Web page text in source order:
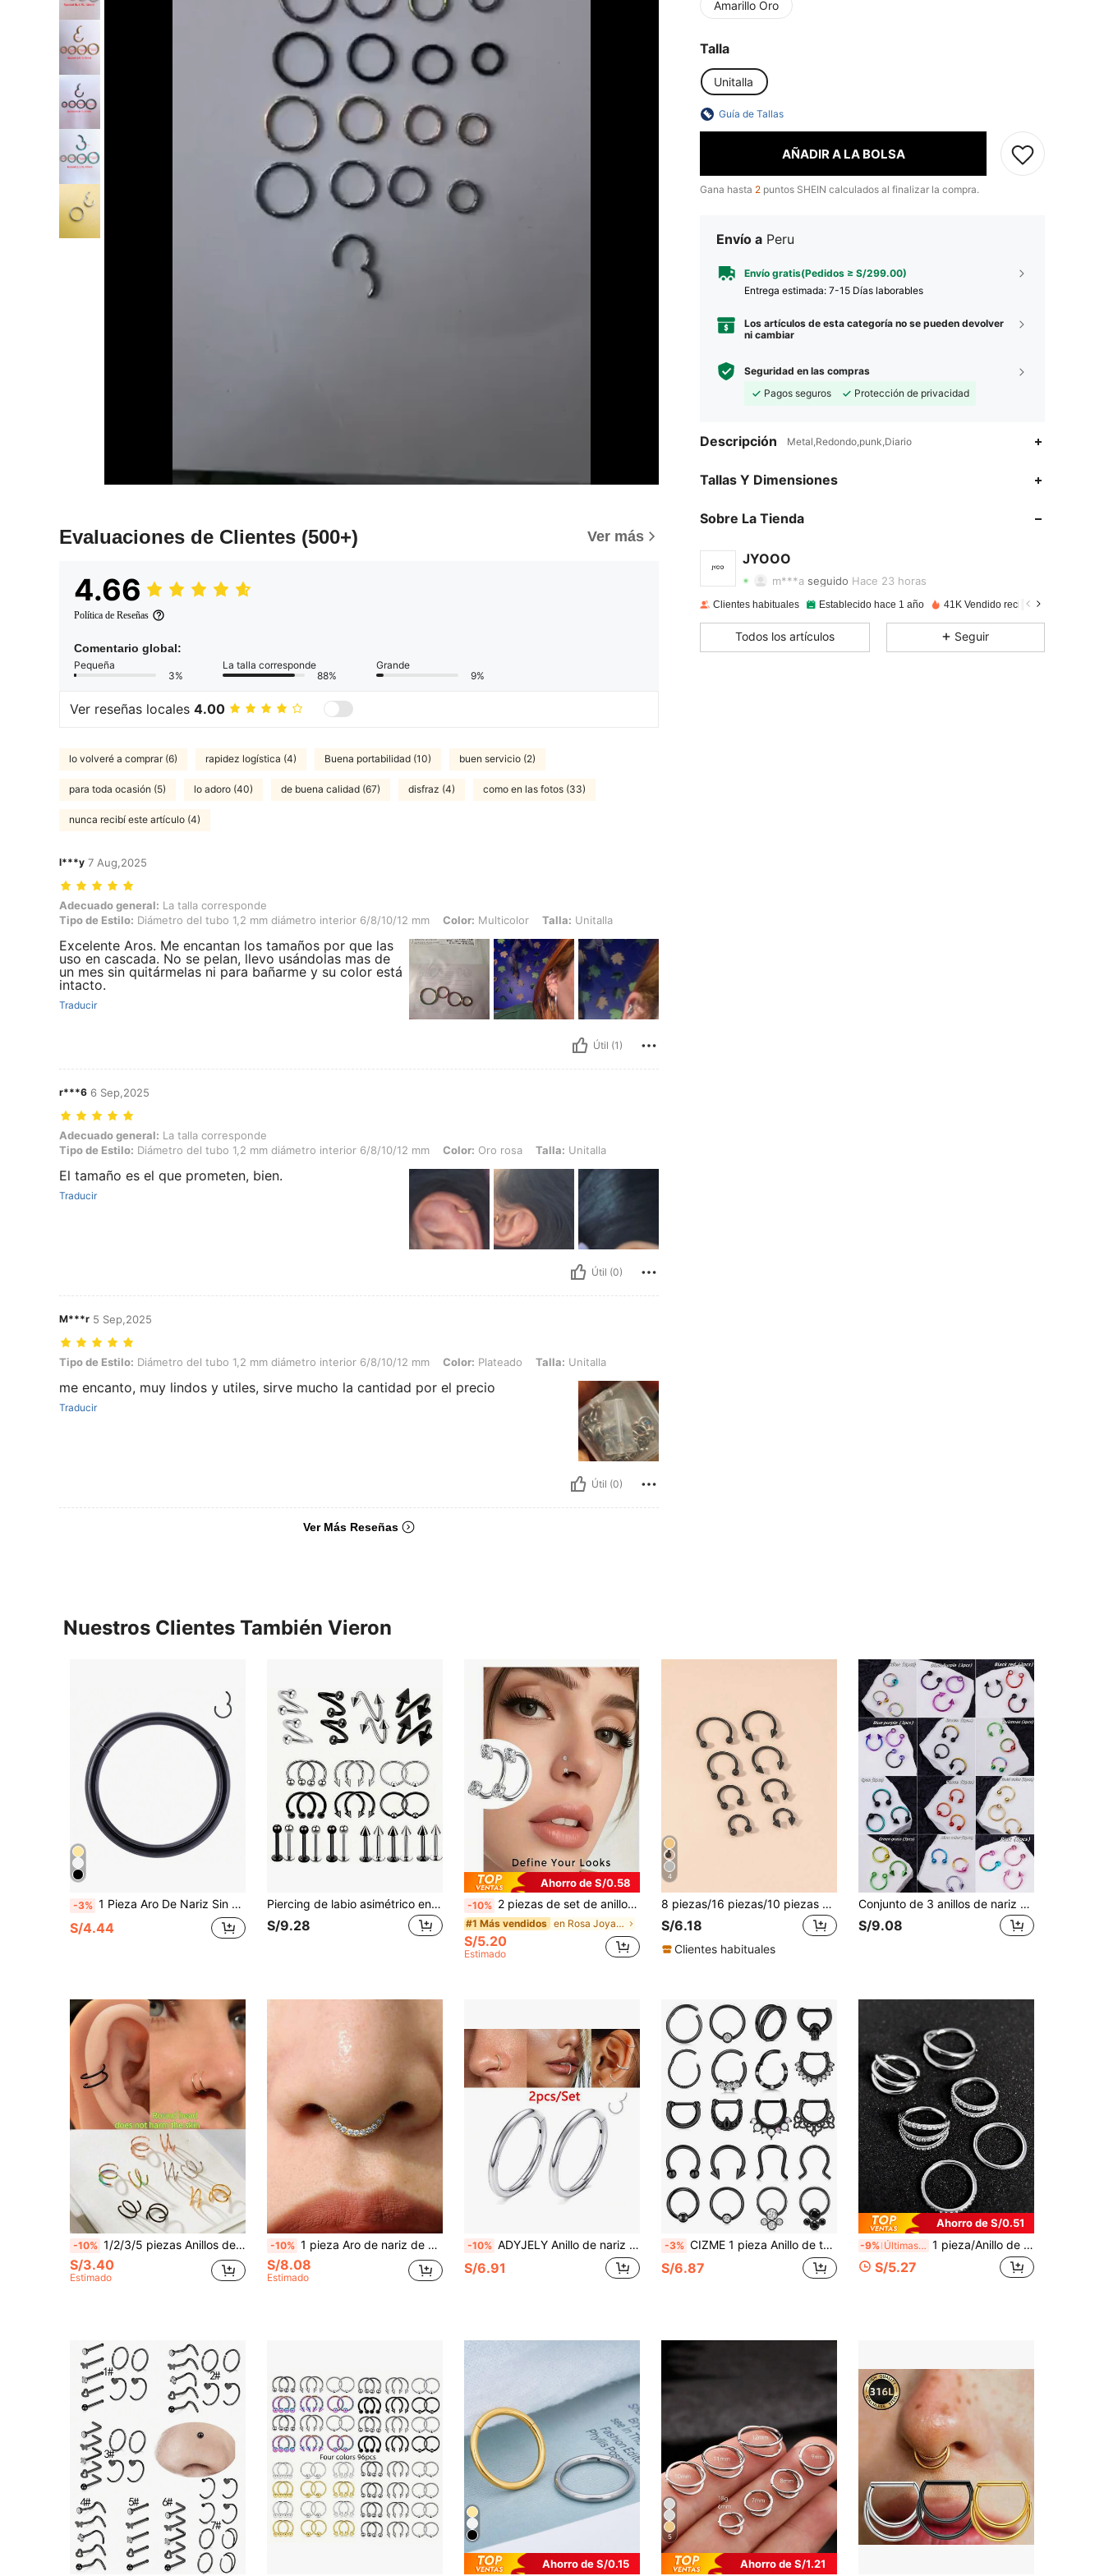
Evaluaciones de Clientes (500+) Ver más
4.66
Política de Reseñas
Comentario global:
Pequeña
3%
La talla corresponde
88%
Grande
9%
Ver reseñas locales 4.00
lo volveré a comprar (6) rapidez logística (4) Buena portabilidad (10) buen servicio (2)
para toda ocasión (5) lo adoro (40) de buena calidad (67) disfraz (4) como en las fotos (33)
nunca recibí este artículo (4)
l***y 7 Aug,2025
Adecuado general: La talla corresponde, Tipo de Estilo: Diámetro del tubo 1,2 mm diámetro interior 6/8/10/12 mm, Color: Multicolor, Talla: Unitalla
Adecuado general: La talla corresponde
Tipo de Estilo: Diámetro del tubo 1,2 mm diámetro interior 6/8/10/12 mm Color: Multicolor Talla: Unitalla
Excelente Aros. Me encantan los tamaños por que las
uso en cascada. No se pelan, llevo usándolas mas de
un mes sin quitármelas ni para bañarme y su color está
intacto.
Traducir
Útil (1)
r***6 6 Sep,2025
Adecuado general: La talla corresponde, Tipo de Estilo: Diámetro del tubo 1,2 mm diámetro interior 6/8/10/12 mm, Color: Oro rosa, Talla: Unitalla
Adecuado general: La talla corresponde
Tipo de Estilo: Diámetro del tubo 1,2 mm diámetro interior 6/8/10/12 mm Color: Oro rosa Talla: Unitalla
El tamaño es el que prometen, bien.
Traducir
Útil (0)
M***r 5 Sep,2025
Tipo de Estilo: Diámetro del tubo 1,2 mm diámetro interior 6/8/10/12 mm, Color: Plateado, Talla: Unitalla
Tipo de Estilo: Diámetro del tubo 1,2 mm diámetro interior 6/8/10/12 mm Color: Plateado Talla: Unitalla
me encanto, muy lindos y utiles, sirve mucho la cantidad por el precio
Traducir
Útil (0)
Ver Más Reseñas
Amarillo Oro
Talla
Unitalla
Guía de Tallas
AÑADIR A LA BOLSA
Gana hasta 2 puntos SHEIN calculados al finalizar la compra.
Envío a Peru
Envío gratis(Pedidos ≥ S/299.00)
Entrega estimada: 7-15 Días laborables
Los artículos de esta categoría no se pueden devolver
ni cambiar
Seguridad en las compras
Pagos seguros
Protección de privacidad
Descripción Metal,Redondo,punk,Diario
Tallas Y Dimensiones
Sobre La Tienda
JYOOO
4.87
4.87
4.87
m***a seguido Hace 23 horas
4.87
Clientes habituales Establecido hace 1 año 41K Vendido recientemente
Todos los artículos Seguir
Nuestros Clientes También Vieron
-3% 1 Pieza Aro De Nariz Sin Costuras Bañado En Oro De Acero Inoxidable 316l, Joyería De Perforación De Clicker De Septum Para Hombres Y Mujeres
S/4.44
Piercing de labio asimétrico en forma de S de acero inoxidable, piercing de nariz, joyería corporal estilo Y2K
S/9.28
Ahorro de S/0.58
-10% 2 piezas de set de anillos de nariz tipo C de circonita, anillos de labio, anillos en forma de herradura, anillos de tabique nasal, pendientes de acero inoxidable 16G, joyería perforada adecuada para uso diario
#1 Más vendidos en Rosa Joyas corporales para mujeres
S/5.20
Estimado
4
8 piezas/16 piezas/10 piezas Anillos nasales en forma de C de acero inoxidable
S/6.18
Clientes habituales
Conjunto de 3 anillos de nariz coloridos estilo Y2K, argollas de herradura de nariz y pendientes de 16g de acero inoxidable, joyas para el septum, anillo de labio, argollas articuladas para el septum, anillo de nariz circular para el septum, hélice, rook, tragus, daith, arete de cartílago para mujeres y hombres, joyería para el Body con perforaciones de Halloween para citas, fiestas y uso diario
S/9.08
-10% 1/2/3/5 piezas Anillos de nariz espirales de acero inoxidable, anillos de aro doble unisex para un solo orificio, pendientes de nariz, anillos de labio, adecuados para perforaciones de un solo orificio en el cartílago, hélix, trago, aptos para uso diario y fiesta
S/3.40
Estimado
-10% 1 pieza Aro de nariz de acero inoxidable de 16G con rhinestones, aro de septum, joyería de nariz, clip de nariz, pendiente de nariz, aros de cartílago, aros de lóbulo de la oreja, aros de ombligo, adecuado para uso diario, deportes y ejercicio para mujeres y hombres
S/8.08
Estimado
-10% ADYJELY Anillo de nariz con aro de 2 piezas, anillo con bisagra hipoalergénico de acero quirúrgico 316L para pendiente de cartílago 16G 18G 20G, anillo de labio, Anillo con cierre de clip, pendiente de rook, pendiente de tragus, perforación del septum, pendiente de hélice, pendiente de cristal, pendiente de aro de cartílago, perforación del ombligo y del pezón; diámetro 6 mm 8 mm 10 mm 12 mm; joyería de piercing para hombres y mujeres
S/6.91
-3% CIZME 1 pieza Anillo de tabique negro de Halloween de 16G 8mm 10mm, Joyería de tabique, Joyería de perforación de tabique, Anillo de tabique lindo, Anillo de cartílago, Pendiente, Joyería de tabique de acero inoxidable de 16G, Anillo de tabique en forma de herradura de 10mm, Anillo de tabique negro hipoalergénico, Anillo de nariz de acero inoxidable de Halloween, Anillo de tabique, Anillo de cuentas, Joyería de perforación en forma de herradura, Cartílago de oreja, Hélice de oreja, Cartílago de oreja, Trago de oreja, Pendiente, Anillo de labio, Anillo de nariz sin costuras con bisagra
S/6.87
Ahorro de S/0.51
-9% Últimas 6 hrs 1 pieza/Anillo de nariz de acero inoxidable 316L de alta gama con incrustación de circonita 16G, anillo de nariz de doble capa, anillo de tabique, anillo de labio, pendiente de tabique, pendiente de cartílago, pendiente de hélice, joyería de perforación de anillo de tabique, regalo, pendiente de plata impermeable, aro de pendiente de triple capa para mujer, anillo de nariz estilo Y2K para mujer, joyería de estilo gótico para playa y verano, adecuado para uso diario, fiesta, traje de baño de playa, bronceado, bar, baile, reunión y otras ocasiones; también adecuado como regalo de Ramadán, Día de San Valentín, Halloween
S/5.27
Ahorro de S/0.15
5
Ahorro de S/1.21